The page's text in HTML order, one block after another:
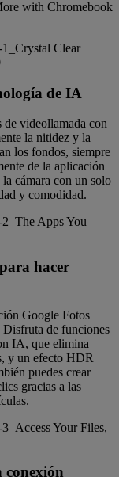
de IA
videollamada con
la nitidez y la
los fondos, siempre
de la aplicación
cámara con un solo
y comodidad.
hacer
Google Fotos
de funciones
IA, que elimina
y un efecto HDR
puedes crear
gracias a las
conexión